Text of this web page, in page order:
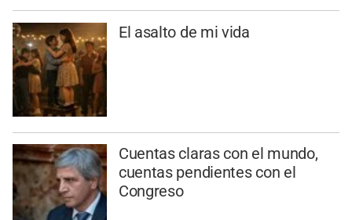
El asalto de mi vida
Cuentas claras con el mundo,
cuentas pendientes con el
Congreso